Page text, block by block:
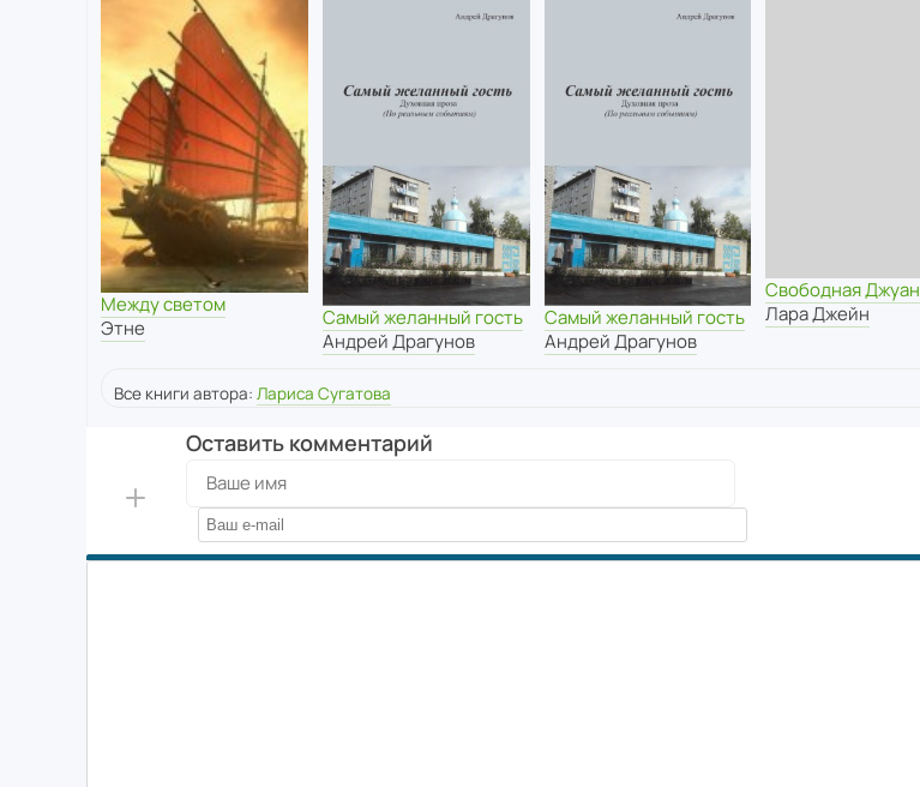
Между светом
Этне
Самый желанный гость
Андрей Драгунов
Самый желанный гость
Андрей Драгунов
Свободная Джуан
Лара Джейн
Все книги автора: Лариса Сугатова
Оставить комментарий